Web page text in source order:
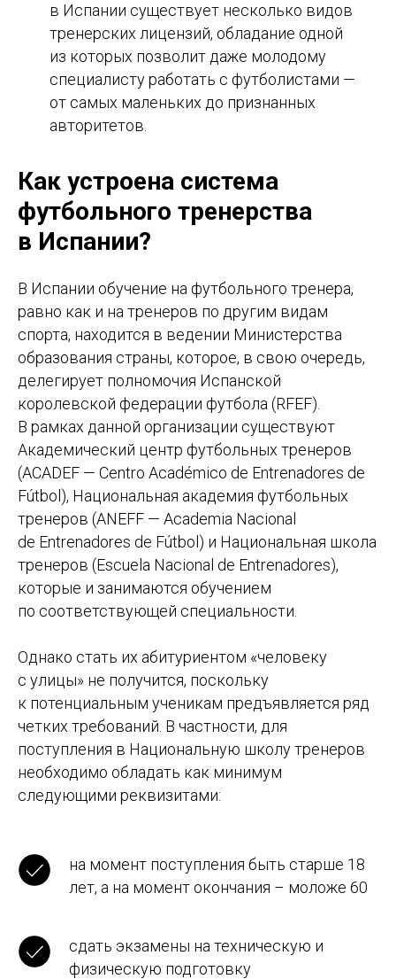
в Испании существует несколько видов
тренерских лицензий, обладание одной
из которых позволит даже молодому
специалисту работать с футболистами —
от самых маленьких до признанных
авторитетов.
Как устроена система
футбольного тренерства
в Испании?
В Испании обучение на футбольного тренера,
равно как и на тренеров по другим видам
спорта, находится в ведении Министерства
образования страны, которое, в свою очередь,
делегирует полномочия Испанской
королевской федерации футбола (RFEF).
В рамках данной организации существуют
Академический центр футбольных тренеров
(ACADEF — Centro Académico de Entrenadores de
Fútbol), Национальная академия футбольных
тренеров (ANEFF — Academia Nacional
de Entrenadores de Fútbol) и Национальная школа
тренеров (Escuela Nacional de Entrenadores),
которые и занимаются обучением
по соответствующей специальности.
Однако стать их абитуриентом «человеку
с улицы» не получится, поскольку
к потенциальным ученикам предъявляется ряд
четких требований. В частности, для
поступления в Национальную школу тренеров
необходимо обладать как минимум
следующими реквизитами:
на момент поступления быть старше 18
лет, а на момент окончания – моложе 60
сдать экзамены на техническую и
физическую подготовку